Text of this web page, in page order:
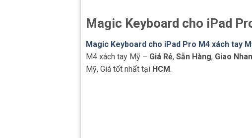
Magic Keyboard cho iPad
Magic Keyboard cho iPad Pro M4 xách tay
M4 xách tay Mỹ – Giá Rẻ, Sẵn Hàng, Giao
Mỹ, Giá tốt nhất tại HCM.